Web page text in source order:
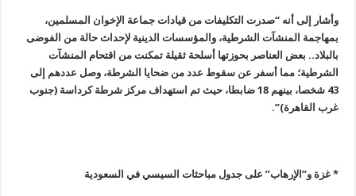
وأشار إلى أنه “صدرت التكليفات من قيادات جماعة الإخوان المسلمين،
بمهاجمة المنشآت الشرطية، والمؤسسات الدينية لإحداث حالة من الفوضى
بالبلاد.. بعض العناصر بحوزتها أسلحة ثقيلة تمكنت من اقتحام المنشآت
الشرطية؛ مما أسفر عن سقوط عدد من ضحايا الشرطة، وصل عددهم إلى
43 شخصا، بينهم 18 ضابطا، حيث تم استهداف مركز شرطة كرداسة (جنوب
غرب القاهرة)”.
* غزة و”الإرهاب” على جدول مباحثات السيسي في السعودية